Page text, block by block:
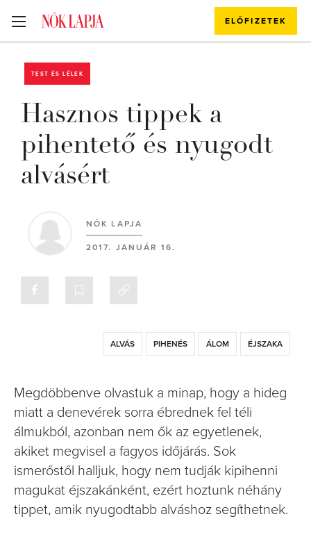
ELŐFIZETEK
TEST ÉS LÉLEK
Hasznos tippek a
pihentető és nyugodt
alvásért
NŐK LAPJA
2017. JANUÁR 16.
ALVÁS PIHENÉS ÁLOM ÉJSZAKA
Megdöbbenve olvastuk a minap, hogy a hideg
miatt a denevérek sorra ébrednek fel téli
álmukból, azonban nem ők az egyetlenek,
akiket megvisel a fagyos időjárás. Sok
ismerőstől halljuk, hogy nem tudják kipihenni
magukat éjszakánként, ezért hoztunk néhány
tippet, amik nyugodtabb alváshoz segíthetnek.